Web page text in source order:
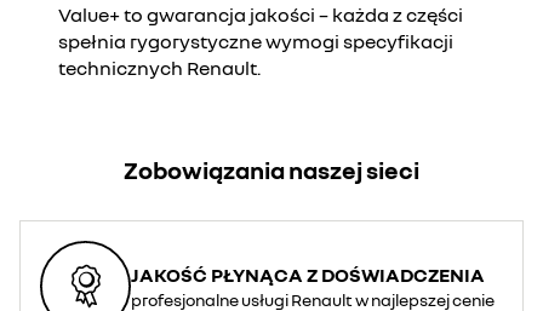
Value+ to gwarancja jakości – każda z części
spełnia rygorystyczne wymogi specyfikacji
technicznych Renault.
Zobowiązania naszej sieci
JAKOŚĆ PŁYNĄCA Z DOŚWIADCZENIA
profesjonalne usługi Renault w najlepszej cenie